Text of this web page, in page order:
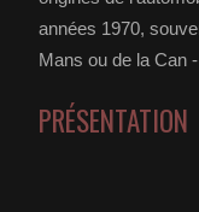
années 1970,
Mans ou de la Can
PRÉSENTATION